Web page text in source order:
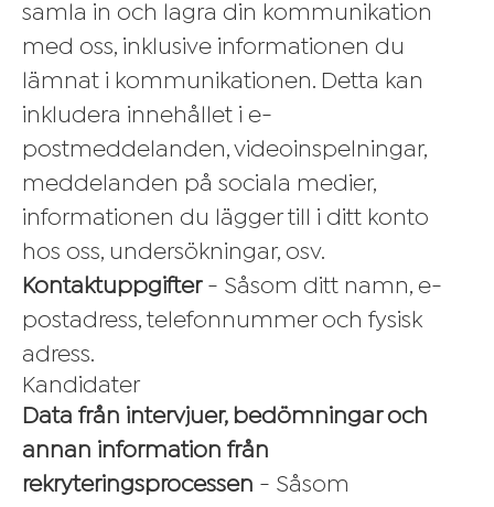
samla in och lagra din kommunikation
med oss, inklusive informationen du
lämnat i kommunikationen. Detta kan
inkludera innehållet i e-
postmeddelanden, videoinspelningar,
meddelanden på sociala medier,
informationen du lägger till i ditt konto
hos oss, undersökningar, osv.
Kontaktuppgifter- Såsom ditt namn, e-
postadress, telefonnummer och fysisk
adress.
Kandidater
Data från intervjuer, bedömningar och
annan information från
rekryteringsprocessen - Såsom